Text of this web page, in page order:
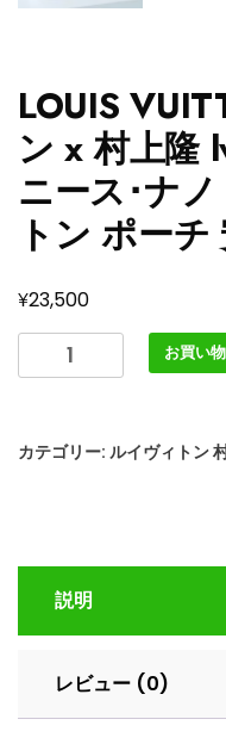
LOUIS
ン x 村上隆
ニース･ナ
トン ポーチ
¥23,500
LOUIS
VUITTON
ヴ
x
上
lv301579
LV
お買い
カテゴリー: ルイヴィトン
説明
レビュー (0)